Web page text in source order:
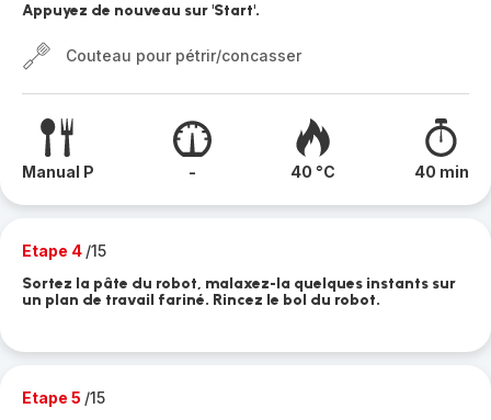
Appuyez de nouveau sur 'Start'.
Couteau pour pétrir/concasser
Manual P - 40 °C 40 min
Etape 4 /15
Sortez la pâte du robot, malaxez-la quelques instants sur
un plan de travail fariné. Rincez le bol du robot.
Etape 5 /15